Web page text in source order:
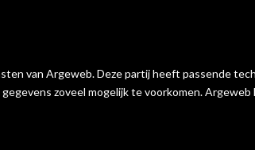
van Argeweb. Deze partij heeft passende
zoveel mogelijk te voorkomen.